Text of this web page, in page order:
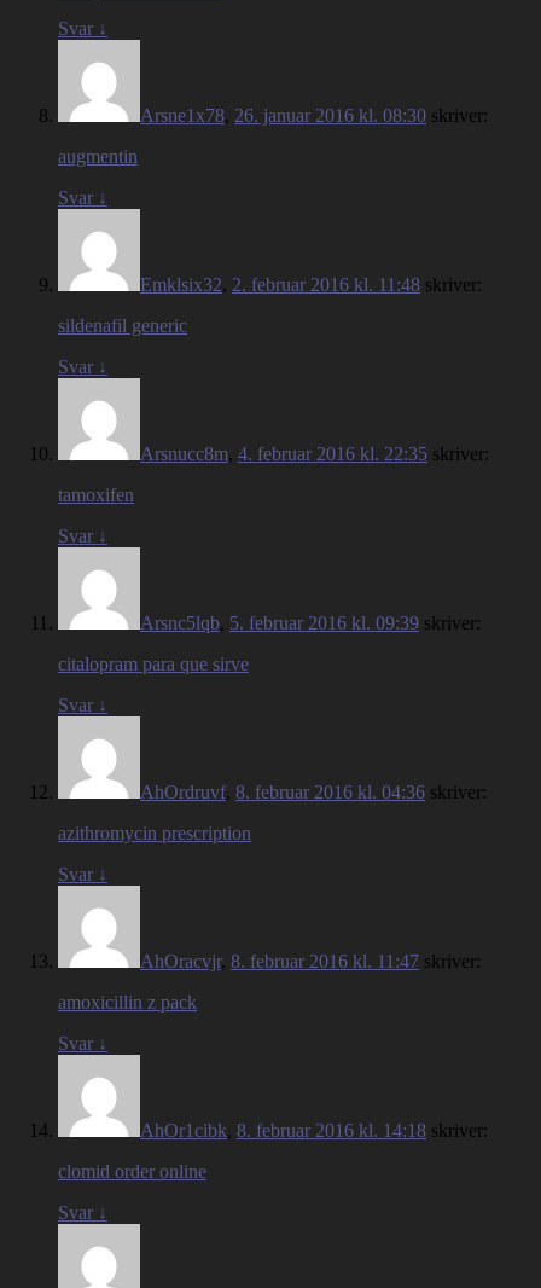
Svar ↓
Arsne1x78, 26. januar 2016 kl. 08:30 skriver:
augmentin
Svar ↓
Emklsix32, 2. februar 2016 kl. 11:48 skriver:
sildenafil generic
Svar ↓
Arsnucc8m, 4. februar 2016 kl. 22:35 skriver:
tamoxifen
Svar ↓
Arsnc5lqb, 5. februar 2016 kl. 09:39 skriver:
citalopram para que sirve
Svar ↓
AhOrdruvf, 8. februar 2016 kl. 04:36 skriver:
azithromycin prescription
Svar ↓
AhOracvjr, 8. februar 2016 kl. 11:47 skriver:
amoxicillin z pack
Svar ↓
AhOr1cibk, 8. februar 2016 kl. 14:18 skriver:
clomid order online
Svar ↓